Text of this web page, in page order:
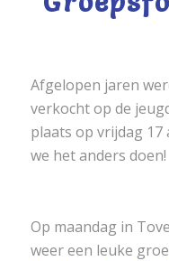
Afgelopen jaren
verkocht op de
plaats op vrijdag 17
we het anders doen!
Op maandag in
weer een leuke